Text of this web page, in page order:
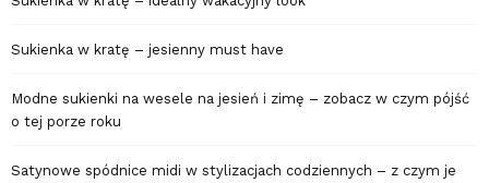
Sukienka w kratę – jesienny must have
Modne sukienki na wesele na jesień i zimę – zobacz w czym pójść
o tej porze roku
Satynowe spódnice midi w stylizacjach codziennych – z czym je